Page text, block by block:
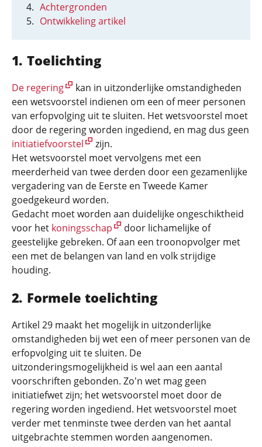
Achtergronden
Ontwikkeling artikel
Toelichting
De regering
kan in uitzonderlijke omstandigheden
een wetsvoorstel indienen om een of meer personen
van erfopvolging uit te sluiten. Het wetsvoorstel moet
door de regering worden ingediend, en mag dus geen
initiatiefvoorstel
zijn.
Het wetsvoorstel moet vervolgens met een
meerderheid van twee derden door een gezamenlijke
vergadering van de Eerste en Tweede Kamer
goedgekeurd worden.
Gedacht moet worden aan duidelijke ongeschiktheid
voor het koningsschap
door lichamelijke of
geestelijke gebreken. Of aan een troonopvolger met
een met de belangen van land en volk strijdige
houding.
Formele toelichting
Artikel 29 maakt het mogelijk in uitzonderlijke
omstandigheden bij wet een of meer personen van de
erfopvolging uit te sluiten. De
uitzonderingsmogelijkheid is wel aan een aantal
voorschriften gebonden. Zo'n wet mag geen
initiatiefwet zijn; het wetsvoorstel moet door de
regering worden ingediend. Het wetsvoorstel moet
verder met tenminste twee derden van het aantal
uitgebrachte stemmen worden aangenomen.